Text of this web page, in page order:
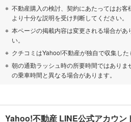
不動産購入の検討、契約にあたってはお
より十分な説明を受け判断してください。
本ページの掲載内容は変更される場合があ
い。
クチコミはYahoo!不動産が独自で収集した
朝の通勤ラッシュ時の所要時間ではあり
の乗車時間と異なる場合があります。
Yahoo!不動産 LINE公式アカウン